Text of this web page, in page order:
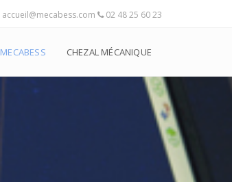
accueil@mecabess.com 02 48 25 60 23
MECABESS CHEZAL MÉCANIQUE